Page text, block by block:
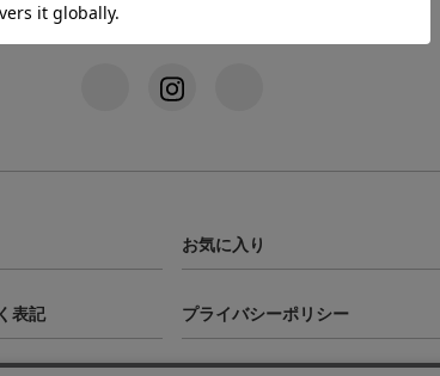
お気に入り
表記 プライバシーポリシー